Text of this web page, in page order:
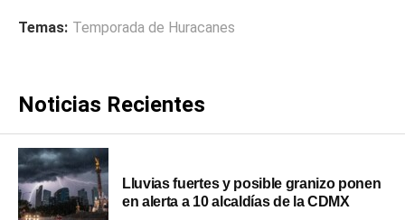
Temas: Temporada de Huracanes
Noticias Recientes
Lluvias fuertes y posible granizo ponen
en alerta a 10 alcaldías de la CDMX